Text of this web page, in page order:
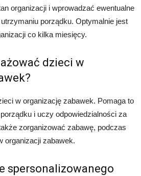
organizacji i wprowadzać ewentualne
porządku. Optymalnie jest
co kilka miesięcy.
dzieci w
w organizację zabawek. Pomaga to
i uczy odpowiedzialności za
zorganizować zabawę, podczas
organizacji zabawek.
spersonalizowanego